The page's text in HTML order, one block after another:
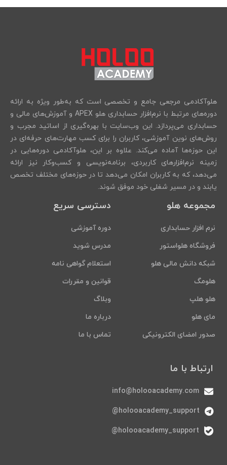
هلوآکادمی مرجعی جامع و تخصصی است که به‌طور ویژه به ارائه
دوره‌های مرتبط با نرم‌افزار حسابداری هلو APEX و آموزش‌های مالی و
حسابداری می‌پردازد. این وب‌سایت با بهره‌گیری از اساتید مجرب و
روش‌های نوین آموزشی، کاربران را برای کسب مهارت‌های حرفه‌ای در
این حوزه‌ها آماده می‌کند. علاوه بر این، هلوآکادمی دوره‌هایی در
زمینه نرم‌افزارهای کاربردی، برنامه‌نویسی و کسب‌وکار نیز ارائه
می‌دهد، که به کاربران امکان می‌دهد تا در حوزه‌های مختلف تخصص
یابند و در مسیر شغلی خود موفق شوند.
مجموعه هلو
نرم افزار حسابداری
فروشگاه هلواستور
شبکه دانش مالی هلو
هلومگ
هلو هلپ
مای هلو
صدور امضای الکترونیکی
دسترسی سریع
دوره آموزشی
مدرس شوید
استعلام گواهی نامه
قوانین و مقررات
وبلاگ
درباره ما
تماس با ما
ارتباط با ما
info@holooacademy.com
holooacademy_support@
holooacademy_support@